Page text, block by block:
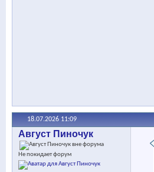
18.07.2026 11:09
Август Пиночук
Не покидает форум